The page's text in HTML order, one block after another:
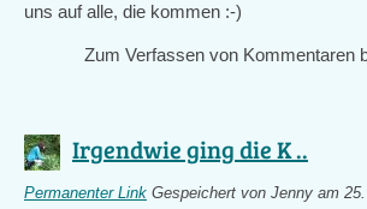
uns auf alle, die kommen :-)
Zum Verfassen von Kommentaren
Irgendwie ging die K ..
Permanenter Link Gespeichert von Jenny am